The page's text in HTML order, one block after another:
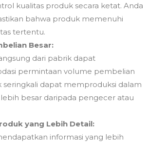
kualitas produk secara ketat. Anda
bahwa produk memenuhi
tertentu.
Besar:
dari pabrik dapat
permintaan volume pembelian
seringkali dapat memproduksi dalam
besar daripada pengecer atau
yang Lebih Detail:
informasi yang lebih